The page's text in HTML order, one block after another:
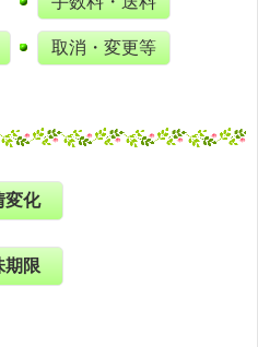
取消・変更等
変化
期限